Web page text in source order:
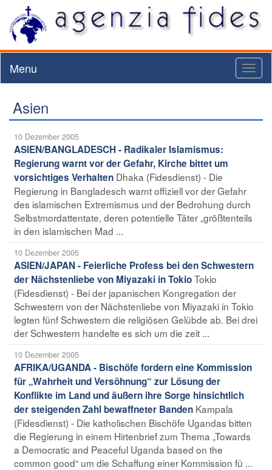
Menu
Asien
10 Dezember 2005
ASIEN/BANGLADESCH - Radikaler Islamismus:
Regierung warnt vor der Gefahr, Kirche bittet um
vorsichtiges Verhalten Dhaka (Fidesdienst) - Die
Regierung in Bangladesch warnt offiziell vor der Gefahr
des islamischen Extremismus und der Bedrohung durch
Selbstmordattentate, deren potentielle Täter „größtenteils
in den islamischen Mad ...
10 Dezember 2005
ASIEN/JAPAN - Feierliche Profess bei den Schwestern
der Nächstenliebe von Miyazaki in TokioTokio
(Fidesdienst) - Bei der japanischen Kongregation der
Schwestern von der Nächstenliebe von Miyazaki in Tokio
legten fünf Schwestern die religiösen Gelübde ab. Bei drei
der Schwestern handelte es sich um die zeit ...
10 Dezember 2005
AFRIKA/UGANDA - Bischöfe fordern eine Kommission
für „Wahrheit und Versöhnung“ zur Lösung der
Konflikte im Land und äußern ihre Sorge hinsichtlich
der steigenden Zahl bewaffneter Banden Kampala
(Fidesdienst) - Die katholischen Bischöfe Ugandas bitten
die Regierung in einem Hirtenbrief zum Thema „Towards
a Democratic and Peaceful Uganda based on the
common good“ um die Schaffung einer Kommission fü ...